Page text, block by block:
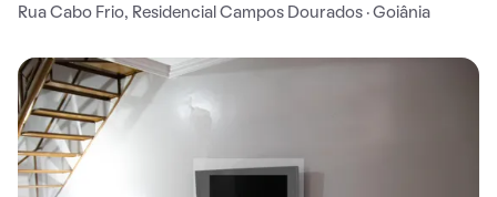
Rua Cabo Frio, Residencial Campos Dourados · Goiânia